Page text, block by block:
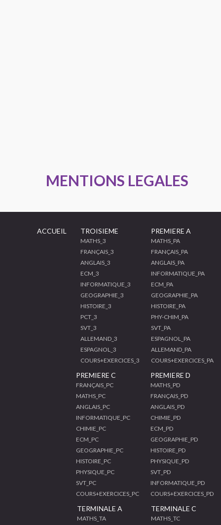
MENTIONS LEGALES
ACCUEIL TROISIEME
MATHS_3
FRANÇAIS_3
ANGLAIS_3
ECM_3
INFORMATIQUE_3
GEOGRAPHIE_3
HISTOIRE_3
PCT_3
SVT_3
ALLEMAND_3
ESPAGNOL_3
COURS+EXERCICES_3
PREMIERE A
MATHS_PA
FRANÇAIS_PA
ANGLAIS_PA
INFORMATIQUE_PA
ECM_PA
GEOGRAPHIE_PA
HISTOIRE_PA
PHY-CHIM_PA
SVT_PA
ESPAGNOL_PA
ALLEMAND_PA
COURS+EXERCICES_PA
PREMIERE C
FRANÇAIS_PC
MATHS_PC
ANGLAIS_PC
INFORMATIQUE_PC
CHIMIE_PC
ECM_PC
GEOGRAPHIE_PC
HISTOIRE_PC
PHYSIQUE_PC
SVT_PC
COURS+EXERCICES_PC
PREMIERE D
MATHS_PD
FRANÇAIS_PD
ANGLAIS_PD
CHIMIE_PD
ECM_PD
GEOGRAPHIE_PD
HISTOIRE_PD
PHYSIQUE_PD
SVT_PD
INFORMATIQUE_PD
COURS+EXERCICES_PD
TERMINALE A
MATHS_TA
TERMINALE C
MATHS_TC